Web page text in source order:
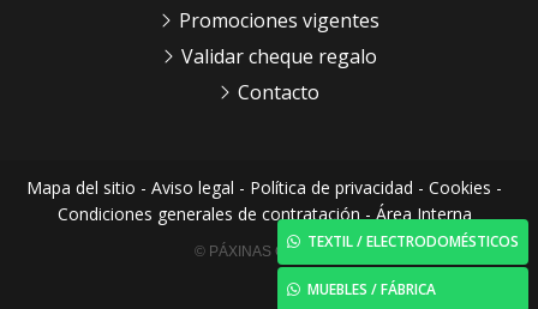
TEXTIL / ELECTRODOMÉSTICOS
MUEBLES / FÁBRICA
Promociones vigentes
Validar cheque regalo
Contacto
Mapa del sitio - Aviso legal - Política de privacidad - Cookies -
Condiciones generales de contratación-Área Interna
© PÁXINAS GALEGAS